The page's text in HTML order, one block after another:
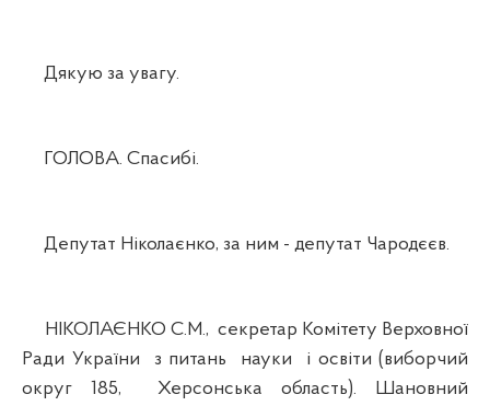
Дякую за увагу.
ГОЛОВА. Спасибі.
Депутат Ніколаєнко, за ним - депутат Чародєєв.
НІКОЛАЄНКО С.М., секретар Комітету Верховної
Ради України з питань науки і освіти (виборчий
округ 185, Херсонська область). Шановний